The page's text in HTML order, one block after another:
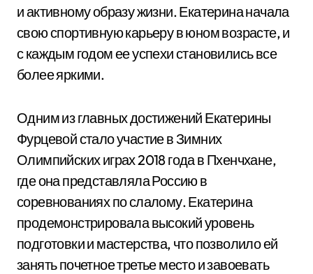
и активному образу жизни. Екатерина начала
свою спортивную карьеру в юном возрасте, и
с каждым годом ее успехи становились все
более яркими.
Одним из главных достижений Екатерины
Фурцевой стало участие в Зимних
Олимпийских играх 2018 года в Пхенчхане,
где она представляла Россию в
соревнованиях по слалому. Екатерина
продемонстрировала высокий уровень
подготовки и мастерства, что позволило ей
занять почетное третье место и завоевать